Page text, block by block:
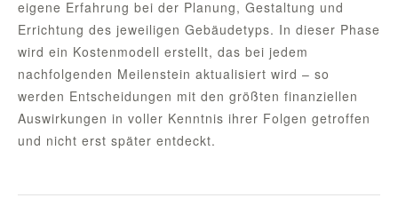
eigene Erfahrung bei der Planung, Gestaltung und
Errichtung des jeweiligen Gebäudetyps. In dieser Phase
wird ein Kostenmodell erstellt, das bei jedem
nachfolgenden Meilenstein aktualisiert wird – so
werden Entscheidungen mit den größten finanziellen
Auswirkungen in voller Kenntnis ihrer Folgen getroffen
und nicht erst später entdeckt.